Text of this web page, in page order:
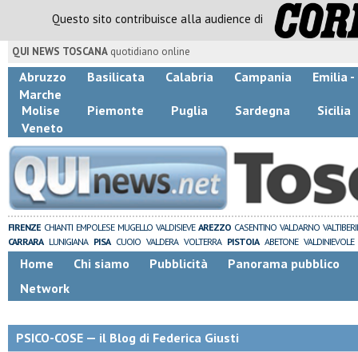
Questo sito contribuisce alla audience di
QUI NEWS TOSCANA quotidiano online
Abruzzo Basilicata Calabria Campania
Emilia -
Marche
Molise
Piemonte Puglia Sardegna
Sicilia
Veneto
FIRENZE CHIANTI EMPOLESE MUGELLO VALDISIEVE AREZZO CASENTINO VALDARNO
CARRARA LUNIGIANA PISA CUOIO VALDERA VOLTERRA PISTOIA ABETONE VALDINIEVOLE
Home Chi siamo Pubblicità
Panorama pubblico
Network
PSICO-COSE — il Blog di Federica Giusti